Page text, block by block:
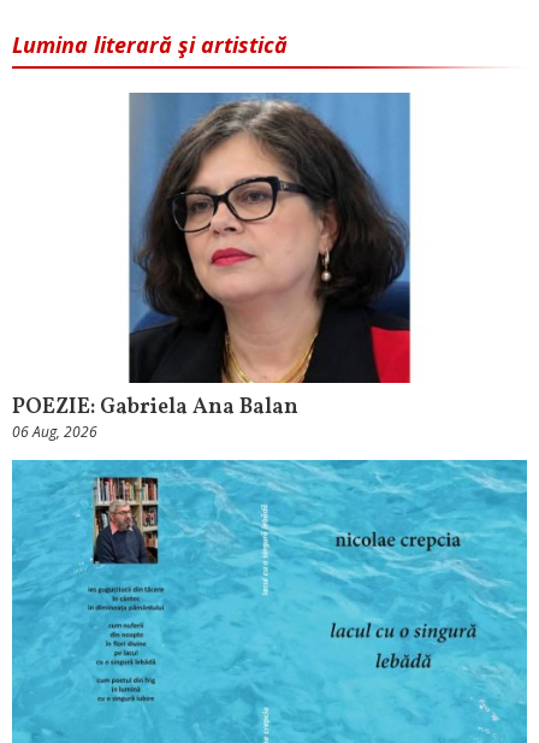
Lumina literară şi artistică
POEZIE: Gabriela Ana Balan
06 Aug, 2026